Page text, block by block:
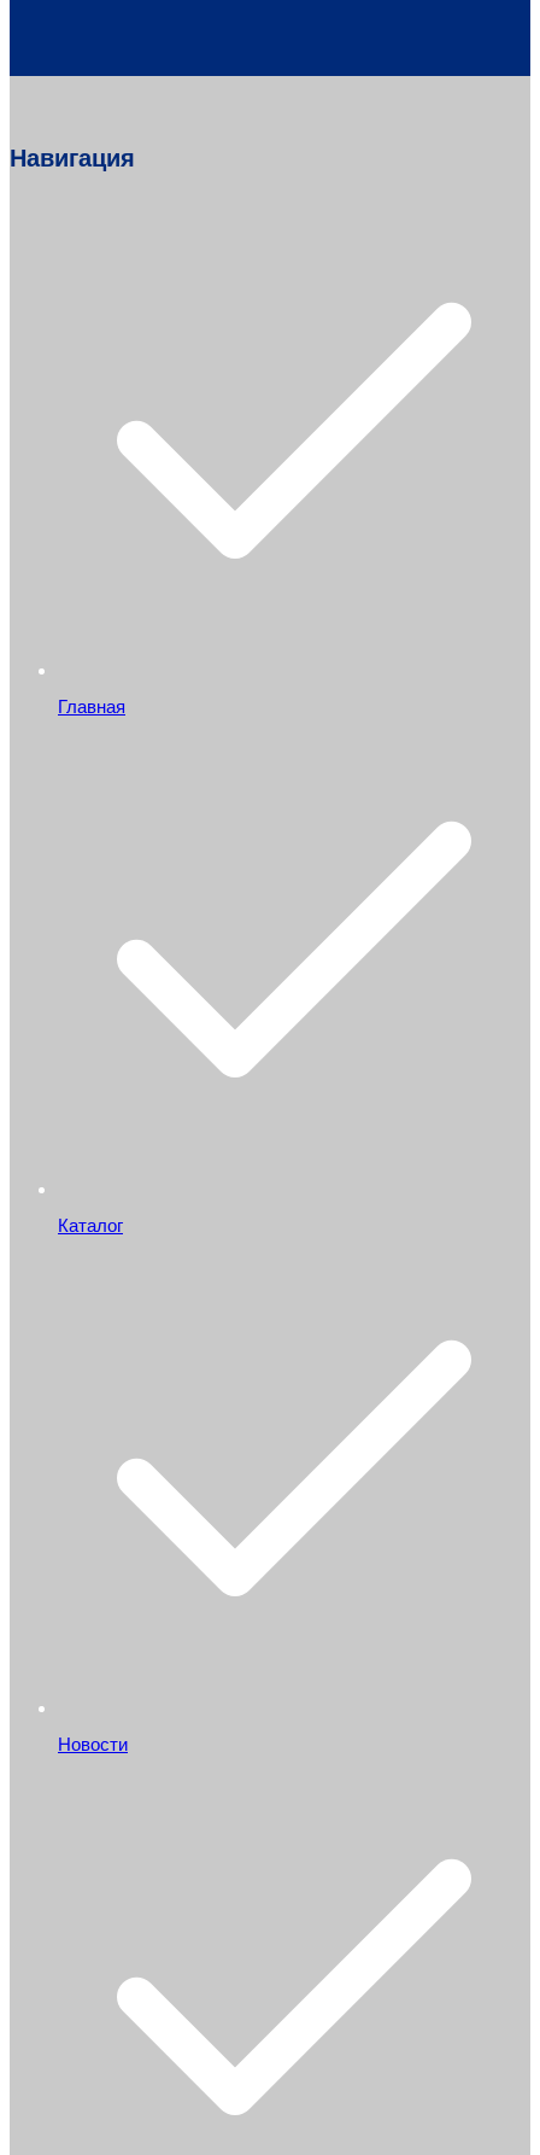
Навигация
Главная
Каталог
Новости